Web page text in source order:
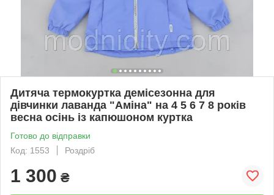
Дитяча термокуртка демісезонна для
дівчинки лаванда "Аміна" на 4 5 6 7 8 років
весна осінь із капюшоном куртка
Готово до відправки
Код: 1553
Роздріб
1 300 ₴